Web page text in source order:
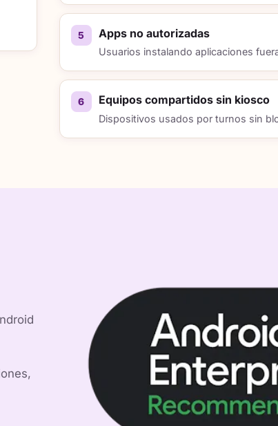
Apps no autorizadas
Usuarios instalando aplicaciones
Equipos compartidos sin kiosco
Dispositivos usados por turnos sin